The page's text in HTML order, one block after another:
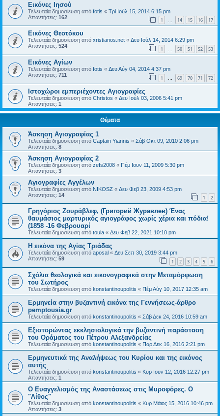
Εικόνες Ιησού
Τελευταία δημοσίευση από fotis « Τρί Ιούλ 15, 2014 6:15 pm
Απαντήσεις: 162 1 14 15 16 17
Εικόνες Θεοτόκου
Τελευταία δημοσίευση από xristianos.net « Δευ Ιούλ 14, 2014 6:29 pm
Απαντήσεις: 524 1 50 51 52 53
Εικόνες Αγίων
Τελευταία δημοσίευση από fotis « Δευ Αύγ 04, 2014 4:37 pm
Απαντήσεις: 711 1 … 69 70 71 72
Ιστοχώροι εμπεριέχοντες Αγιογραφίες
Τελευταία δημοσίευση από Christos « Δευ Ιούλ 03, 2006 5:41 pm
Απαντήσεις: 1
Θέματα
Άσκηση Αγιογραφίας 1
Τελευταία δημοσίευση από Captain Yiannis « Σάβ Οκτ 09, 2010 2:06 pm
Απαντήσεις: 8
Άσκηση Αγιογραφίας 2
Τελευταία δημοσίευση από zefs2008 « Πέμ Ιουν 11, 2009 5:30 pm
Απαντήσεις: 3
Αγιογραφίες Αγγέλων
Τελευταία δημοσίευση από NIKOSZ « Δευ Φεβ 23, 2009 4:53 pm
Απαντήσεις: 14 1 2
Γρηγόριος Ζουράβλεφ, (Григорий Журавлев) Ένας
θαυμάσιος μαρτυρικός αγιογράφος χωρίς χέρια και πόδια!
(1858 -16 Φεβρουαρί
Τελευταία δημοσίευση από toula « Δευ Φεβ 22, 2021 10:10 pm
H εικόνα της Αγίας Τριάδας
Τελευταία δημοσίευση από aposal « Δευ Σεπ 30, 2019 3:44 pm
Απαντήσεις: 59 1 2 3 4 5 6
Σχόλια θεολογικά και εικονογραφικά στην Μεταμόρφωση
του Σωτήρος
Τελευταία δημοσίευση από konstantinoupolitis « Πέμ Αύγ 10, 2017 12:35 am
Ερμηνεία στην βυζαντινή εικόνα της Γεννήσεως-άρθρο
pemptousia.gr
Τελευταία δημοσίευση από konstantinoupolitis « Σάβ Δεκ 24, 2016 10:59 am
Εξιστορώντας εκκλησιολογικά την βυζαντινή παράσταση
του Οράματος του Πέτρου Αλεξανδρείας
Τελευταία δημοσίευση από konstantinoupolitis « Παρ Δεκ 16, 2016 2:21 pm
Ερμηνευτικά της Αναλήψεως του Κυρίου και της εικόνος
αυτής
Τελευταία δημοσίευση από konstantinoupolitis « Κυρ Ιουν 12, 2016 12:27 pm
Απαντήσεις: 1
Ο Ευαγγελισμός της Αναστάσεως στις Μυροφόρες. Ο
"Λίθος"
Τελευταία δημοσίευση από konstantinoupolitis « Κυρ Μάιος 15, 2016 10:46 pm
Απαντήσεις: 3